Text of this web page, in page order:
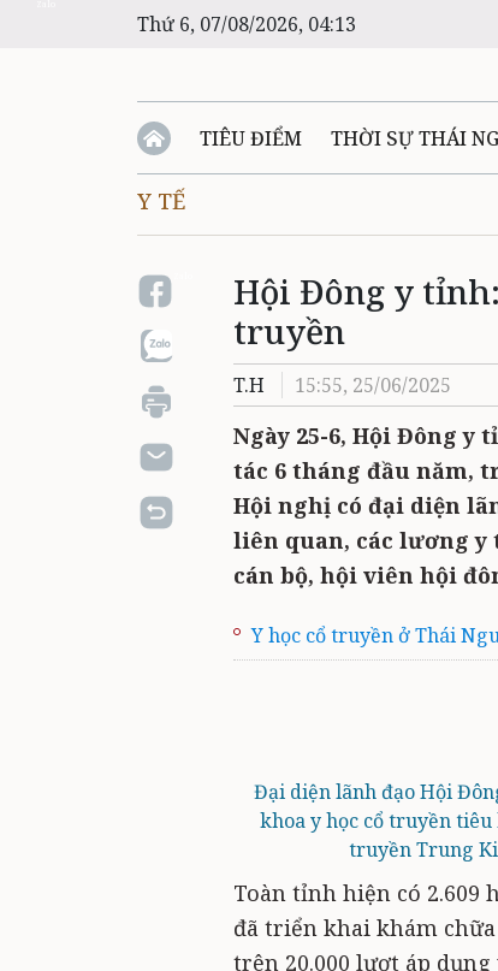
Thứ 6, 07/08/2026, 04:13
TIÊU ĐIỂM THỜI SỰ THÁI
Y TẾ
Hội Đông y
truyền
T.H 15:55, 25/06/2025
Ngày 25-6, Hội Đông y
tác 6 tháng đầu năm,
Hội nghị có đại diện
liên quan, các lương
cán bộ, hội viên hội
Y học cổ truyền ở Thái
Đại diện lãnh đạo Hội
khoa y học cổ truyền tiêu
truyền Trung
Toàn tỉnh hiện có 2.609
đã triển khai khám
trên 20.000 lượt áp